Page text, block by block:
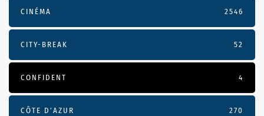
CINÉMA 2546
CITY-BREAK 52
CONFIDENT 4
CÔTE D’AZUR 270